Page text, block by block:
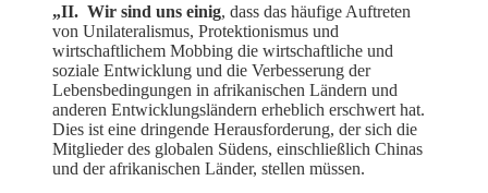
„II. Wir sind uns einig, dass das häufige Auftreten
von Unilateralismus, Protektionismus und
wirtschaftlichem Mobbing die wirtschaftliche und
soziale Entwicklung und die Verbesserung der
Lebensbedingungen in afrikanischen Ländern und
anderen Entwicklungsländern erheblich erschwert hat.
Dies ist eine dringende Herausforderung, der sich die
Mitglieder des globalen Südens, einschließlich Chinas
und der afrikanischen Länder, stellen müssen.